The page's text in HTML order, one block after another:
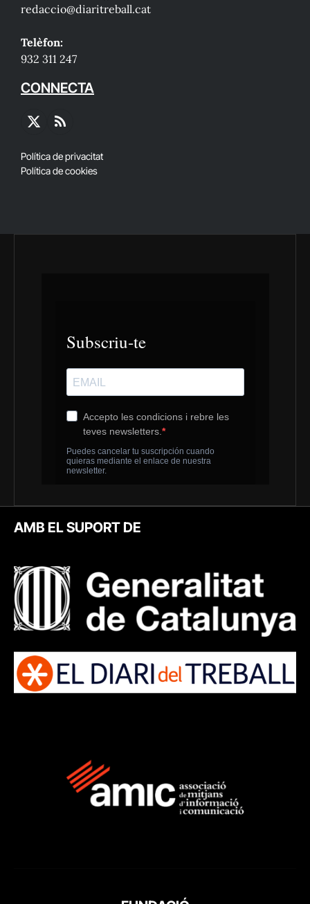
redaccio@diaritreball.cat
Telèfon:
932 311 247
CONNECTA
X
RSS
Política de privacitat
Política de cookies
AMB EL SUPORT DE